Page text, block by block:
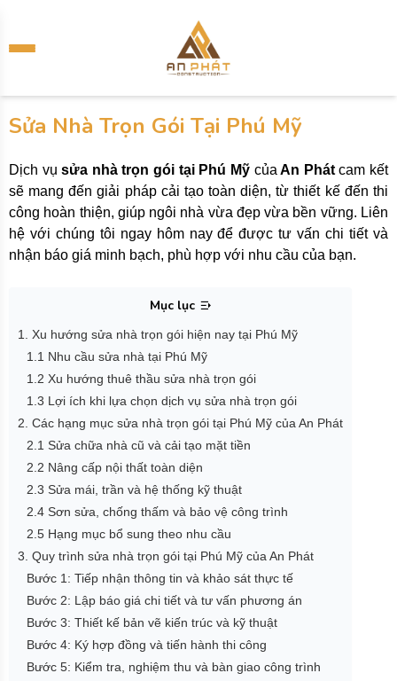
Sửa Nhà Trọn Gói Tại Phú Mỹ
Dịch vụ sửa nhà trọn gói tại Phú Mỹ của An Phátcam kết
sẽ mang đến giải pháp cải tạo toàn diện, từ thiết kế đến thi
công hoàn thiện, giúp ngôi nhà vừa đẹp vừa bền vững. Liên
hệ với chúng tôi ngay hôm nay để được tư vấn chi tiết và
nhận báo giá minh bạch, phù hợp với nhu cầu của bạn.
Mục lục
1. Xu hướng sửa nhà trọn gói hiện nay tại Phú Mỹ
1.1 Nhu cầu sửa nhà tại Phú Mỹ
1.2 Xu hướng thuê thầu sửa nhà trọn gói
1.3 Lợi ích khi lựa chọn dịch vụ sửa nhà trọn gói
2. Các hạng mục sửa nhà trọn gói tại Phú Mỹ của An Phát
2.1 Sửa chữa nhà cũ và cải tạo mặt tiền
2.2 Nâng cấp nội thất toàn diện
2.3 Sửa mái, trần và hệ thống kỹ thuật
2.4 Sơn sửa, chống thấm và bảo vệ công trình
2.5 Hạng mục bổ sung theo nhu cầu
3. Quy trình sửa nhà trọn gói tại Phú Mỹ của An Phát
Bước 1: Tiếp nhận thông tin và khảo sát thực tế
Bước 2: Lập báo giá chi tiết và tư vấn phương án
Bước 3: Thiết kế bản vẽ kiến trúc và kỹ thuật
Bước 4: Ký hợp đồng và tiến hành thi công
Bước 5: Kiểm tra, nghiệm thu và bàn giao công trình